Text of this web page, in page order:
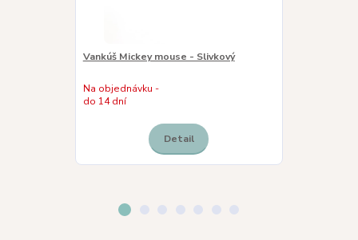
Vankúš Mickey mouse - Slivkový
Na objednávku -
do 14 dní
Detail